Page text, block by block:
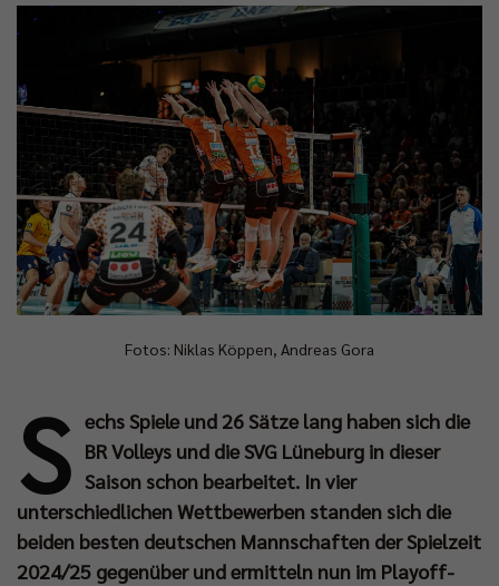
Fotos: Niklas Köppen, Andreas Gora
S echs Spiele und 26 Sätze lang haben sich die
BR Volleys und die SVG Lüneburg in dieser
Saison schon bearbeitet. In vier
unterschiedlichen Wettbewerben standen sich die
beiden besten deutschen Mannschaften der Spielzeit
2024/25 gegenüber und ermitteln nun im Playoff-